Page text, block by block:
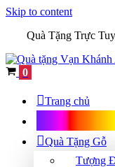
Skip to content
Quà Tặng Trực
Cart
0
Trang chủ
Quà Tặng Gỗ
Tượng